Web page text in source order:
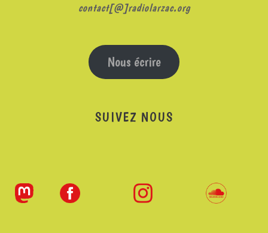
contact[@]radiolarzac.org
Nous écrire
SUIVEZ NOUS